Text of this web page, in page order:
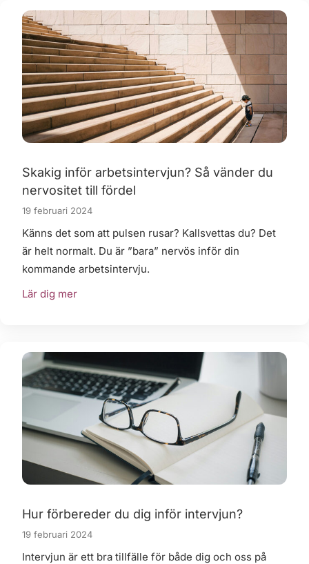
Skakig inför arbetsintervjun? Så vänder du
nervositet till fördel
19 februari 2024
Känns det som att pulsen rusar? Kallsvettas du? Det
är helt normalt. Du är ”bara” nervös inför din
kommande arbetsintervju.
Lär dig mer
Hur förbereder du dig inför intervjun?
19 februari 2024
Intervjun är ett bra tillfälle för både dig och oss på